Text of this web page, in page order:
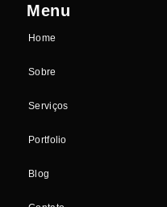
Menu
Home
Sobre
Serviços
Portfolio
Blog